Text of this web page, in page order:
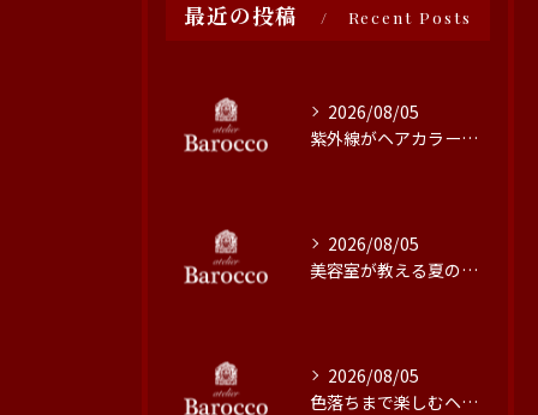
最近の投稿 Recent Posts
2026/08/05
紫外線がヘアカラーに与える影響と対策
2026/08/05
美容室が教える夏の最旬ヘアカラー技術
2026/08/05
色落ちまで楽しむヘアカラーの秘訣